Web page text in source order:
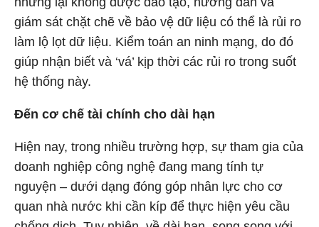
giám sát chặt chẽ về bảo vệ dữ liệu có thể là rủi ro
làm lộ lọt dữ liệu. Kiểm toán an ninh mạng, do đó
giúp nhận biết và ‘vá’ kịp thời các rủi ro trong suốt
hệ thống này.
Đến cơ chế tài chính cho dài hạn
Hiện nay, trong nhiều trường hợp, sự tham gia của
doanh nghiệp công nghệ đang mang tính tự
nguyện – dưới dạng đóng góp nhân lực cho cơ
quan nhà nước khi cần kíp để thực hiện yêu cầu